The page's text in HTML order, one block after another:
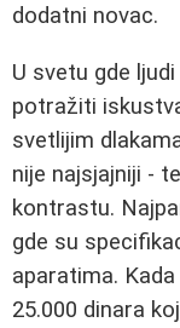
dodatni novac.
U svetu gde
potražiti
svetlijim
nije najsjajniji -
kontrastu.
gde su
aparatima.
25.000 dinara